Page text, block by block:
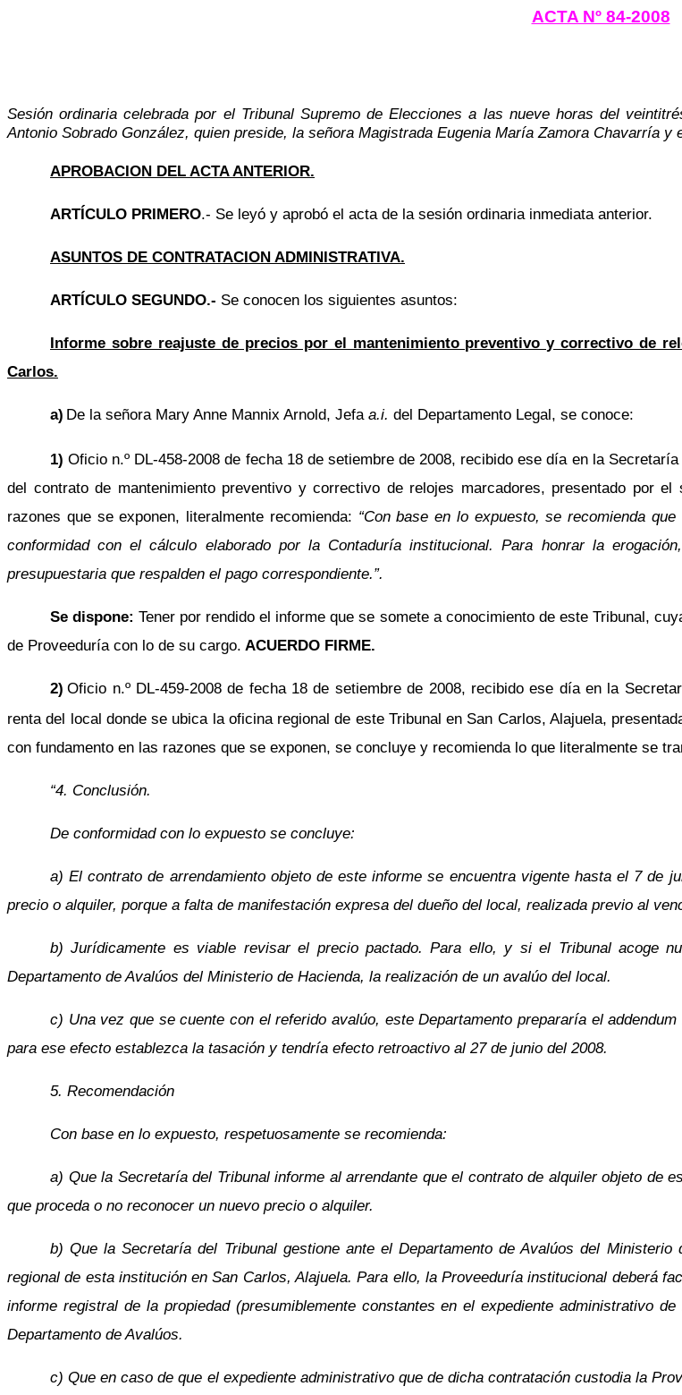
ACTA Nº 84-2008
Sesión ordinaria celebrada por el Tribunal Supremo de Elecciones a las nueve horas del
Antonio Sobrado González, quien preside, la señora Magistrada Eugenia María Zamora Chavarría
APROBACION DEL ACTA ANTERIOR.
ARTÍCULO PRIMERO.- Se leyó y aprobó el acta de la sesión ordinaria inmediata anterior.
ASUNTOS DE CONTRATACION ADMINISTRATIVA.
ARTÍCULO SEGUNDO.- Se conocen los siguientes asuntos:
Informe sobre reajuste de precios por el mantenimiento preventivo y correctivo de
Carlos.
a) De la señora Mary Anne Mannix Arnold, Jefa a.i. del Departamento Legal, se conoce:
1) Oficio n.º DL-458-2008 de fecha 18 de setiembre de 2008, recibido ese día en la
del contrato de mantenimiento preventivo y correctivo de relojes marcadores, presentado por
razones que se exponen, literalmente recomienda: “Con base en lo expuesto, se recomienda
conformidad con el cálculo elaborado por la Contaduría institucional. Para honrar la
presupuestaria que respalden el pago correspondiente.”.
Se dispone:Tener por rendido el informe que se somete a conocimiento de este Tribunal,
de Proveeduría con lo de su cargo. ACUERDO FIRME.
2) Oficio n.º DL-459-2008 de fecha 18 de setiembre de 2008, recibido ese día en la
renta del local donde se ubica la oficina regional de este Tribunal en San Carlos, Alajuela,
con fundamento en las razones que se exponen, se concluye y recomienda lo que literalmente se
“4. Conclusión.
De conformidad con lo expuesto se concluye:
a) El contrato de arrendamiento objeto de este informe se encuentra vigente hasta el 7 de
precio o alquiler, porque a falta de manifestación expresa del dueño del local, realizada previo al
b) Jurídicamente es viable revisar el precio pactado. Para ello, y si el Tribunal acoge
Departamento de Avalúos del Ministerio de Hacienda, la realización de un avalúo del local.
c) Una vez que se cuente con el referido avalúo, este Departamento prepararía el
para ese efecto establezca la tasación y tendría efecto retroactivo al 27 de junio del 2008.
5. Recomendación
Con base en lo expuesto, respetuosamente se recomienda:
a) Que la Secretaría del Tribunal informe al arrendante que el contrato de alquiler objeto de
que proceda o no reconocer un nuevo precio o alquiler.
b) Que la Secretaría del Tribunal gestione ante el Departamento de Avalúos del
regional de esta institución en San Carlos, Alajuela. Para ello, la Proveeduría institucional deberá
informe registral de la propiedad (presumiblemente constantes en el expediente administrativo
Departamento de Avalúos.
c) Que en caso de que el expediente administrativo que de dicha contratación custodia la